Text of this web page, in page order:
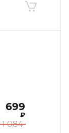
1 084
699
₽